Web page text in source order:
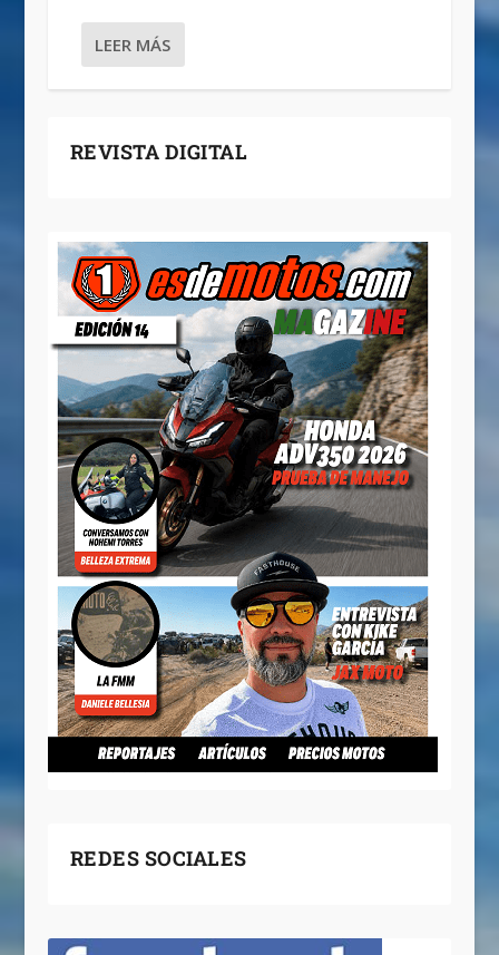
LEER MÁS
REVISTA DIGITAL
REDES SOCIALES